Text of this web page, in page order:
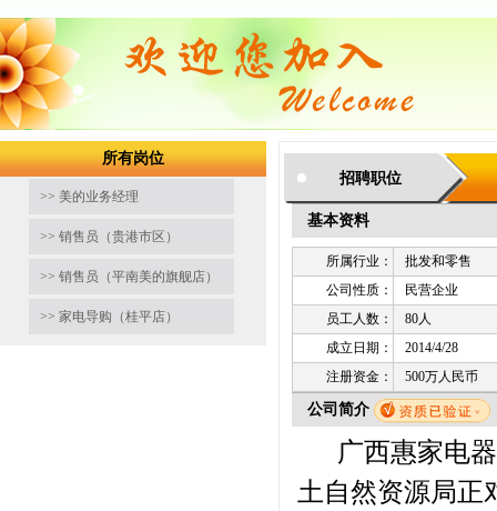
所有岗位
>> 美的业务经理
>> 销售员（贵港市区）
>> 销售员（平南美的旗舰店）
>> 家电导购（桂平店）
招聘职位
基本资料
所属行业：
批发和零售
公司性质：
民营企业
员工人数：
80人
成立日期：
2014/4/28
注册资金：
500万人民币
公司简介
广西惠家电器
土自然资源局正